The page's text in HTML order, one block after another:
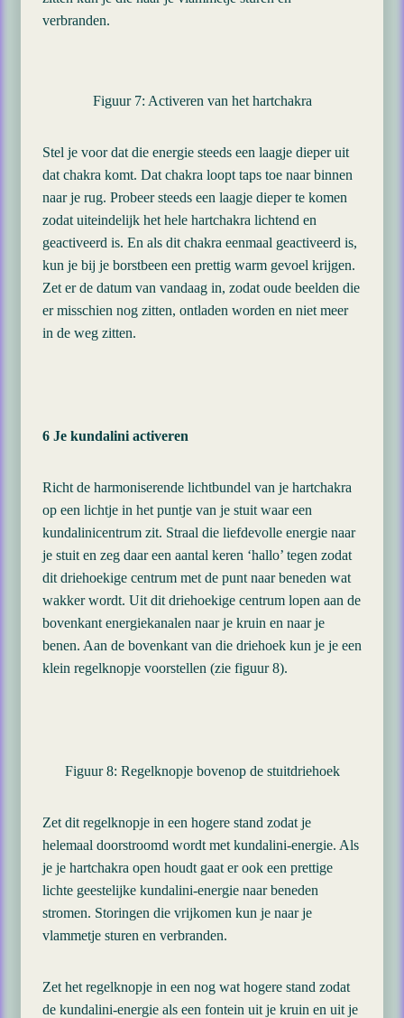
verbranden.
Figuur 7: Activeren van het hartchakra
Stel je voor dat die energie steeds een laagje dieper uit
dat chakra komt. Dat chakra loopt taps toe naar binnen
naar je rug. Probeer steeds een laagje dieper te komen
zodat uiteindelijk het hele hartchakra lichtend en
geactiveerd is. En als dit chakra eenmaal geactiveerd is,
kun je bij je borstbeen een prettig warm gevoel krijgen.
Zet er de datum van vandaag in, zodat oude beelden die
er misschien nog zitten, ontladen worden en niet meer
in de weg zitten.
6 Je kundalini activeren
Richt de harmoniserende lichtbundel van je hartchakra
op een lichtje in het puntje van je stuit waar een
kundalinicentrum zit. Straal die liefdevolle energie naar
je stuit en zeg daar een aantal keren ‘hallo’ tegen zodat
dit driehoekige centrum met de punt naar beneden wat
wakker wordt. Uit dit driehoekige centrum lopen aan de
bovenkant energiekanalen naar je kruin en naar je
benen. Aan de bovenkant van die driehoek kun je je een
klein regelknopje voorstellen (zie figuur 8).
Figuur 8: Regelknopje bovenop de stuitdriehoek
Zet dit regelknopje in een hogere stand zodat je
helemaal doorstroomd wordt met kundalini-energie. Als
je je hartchakra open houdt gaat er ook een prettige
lichte geestelijke kundalini-energie naar beneden
stromen. Storingen die vrijkomen kun je naar je
vlammetje sturen en verbranden.
Zet het regelknopje in een nog wat hogere stand zodat
de kundalini-energie als een fontein uit je kruin en uit je